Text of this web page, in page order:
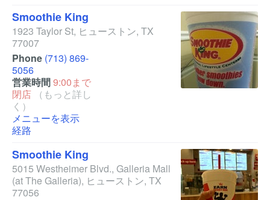
Smoothie King
1923 Taylor St, ヒューストン, TX
77007
Phone (713) 869-
5056
営業時間9:00まで
閉店
（もっと詳し
く）
メニューを表示
経路
Smoothie King
5015 Westheimer Blvd., Galleria Mall
(at The Galleria), ヒューストン, TX
77056